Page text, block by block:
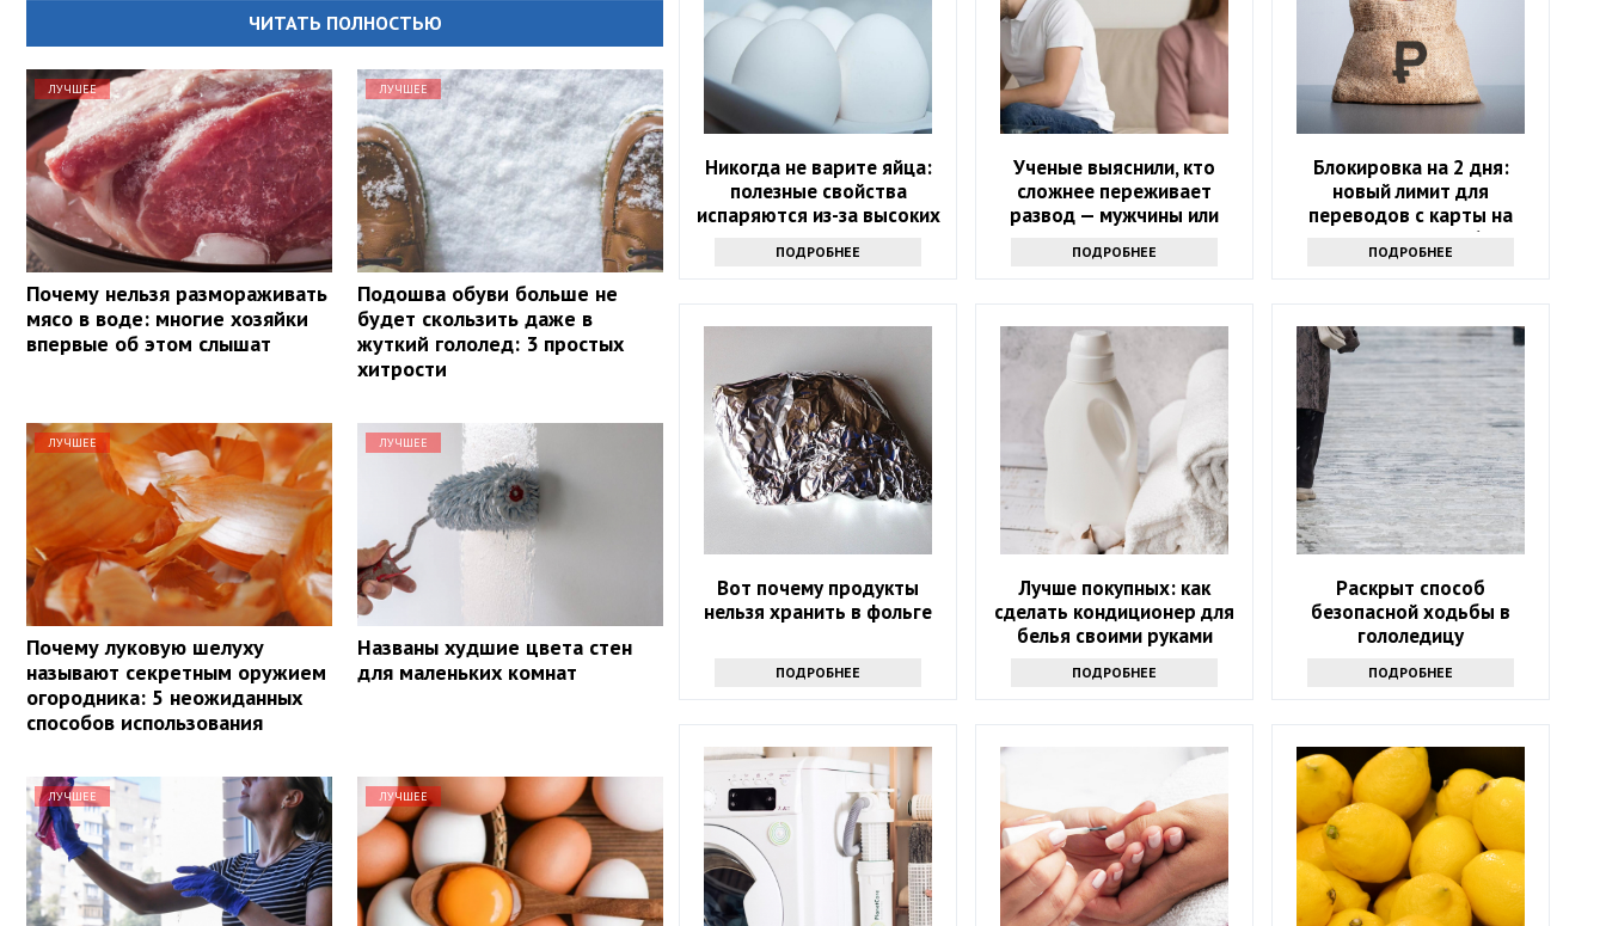
ЧИТАТЬ ПОЛНОСТЬЮ
ЛУЧШЕЕ
Почему нельзя размораживать
мясо в воде: многие хозяйки
впервые об этом слышат
ЛУЧШЕЕ
Подошва обуви больше не
будет скользить даже в
жуткий гололед: 3 простых
хитрости
ЛУЧШЕЕ
Почему луковую шелуху
называют секретным оружием
огородника: 5 неожиданных
способов использования
ЛУЧШЕЕ
Названы худшие цвета стен
для маленьких комнат
ЛУЧШЕЕ ЛУЧШЕЕ
Никогда не варите яйца:
полезные свойства
испаряются из-за высоких
ПОДРОБНЕЕ
Ученые выяснили, кто
сложнее переживает
развод — мужчины или
ПОДРОБНЕЕ
Блокировка на 2 дня:
новый лимит для
переводов с карты на
карту вводят с 2026 года
ПОДРОБНЕЕ
Вот почему продукты
нельзя хранить в фольге
ПОДРОБНЕЕ
Лучше покупных: как
сделать кондиционер для
белья своими руками
ПОДРОБНЕЕ
Раскрыт способ
безопасной ходьбы в
гололедицу
ПОДРОБНЕЕ